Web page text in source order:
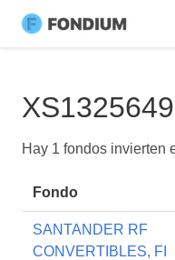
Hay 1 fondos invierten
Fondo
SANTANDER RF
CONVERTIBLES, FI